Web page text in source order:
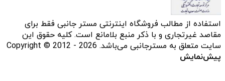
استفاده از مطالب فروشگاه اینترنتی مستر جانبی فقط برای
مقاصد غیرتجاری و با ذکر منبع بلامانع است. کلیه حقوق این
سایت متعلق به مسترجانبی می‌باشد. Copyright © 2012 - 2026
پیش‌نمایش